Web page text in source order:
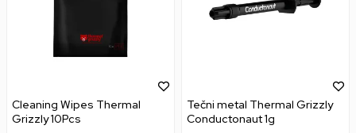
Cleaning Wipes Thermal
Grizzly 10Pcs
Tečni metal Thermal Grizzly
Conductonaut 1g